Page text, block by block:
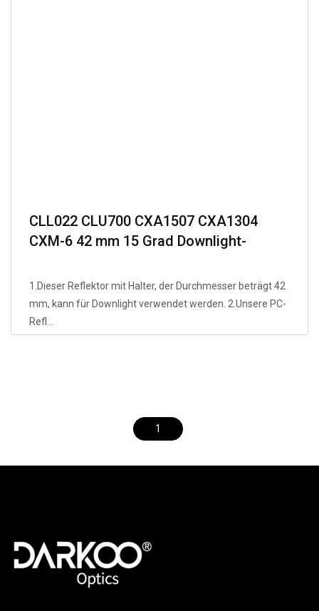
CLL022 CLU700 CXA1507 CXA1304
CXM-6 42 mm 15 Grad Downlight-
1.Dieser Reflektor mit Halter, der Durchmesser beträgt 42
mm, kann für Downlight verwendet werden. 2.Unsere PC-
Refl...
1